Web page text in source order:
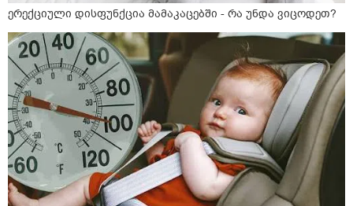
ერექციული დისფუნქცია მამაკაცებში - რა უნდა ვიცოდეთ?